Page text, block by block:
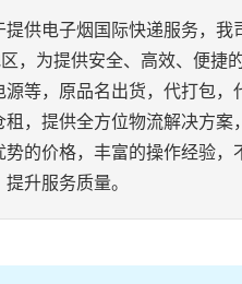
供电子烟国际快递服务，我
，为提供安全、高效、便捷
等，原品名出货，代打包，
，提供全方位物流解决方
的价格，丰富的操作经验，
升服务质量。